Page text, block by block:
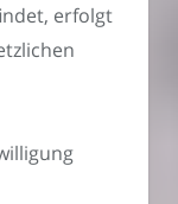
erfolgt